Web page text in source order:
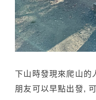
下山時發現來爬山的
朋友可以早點出發,